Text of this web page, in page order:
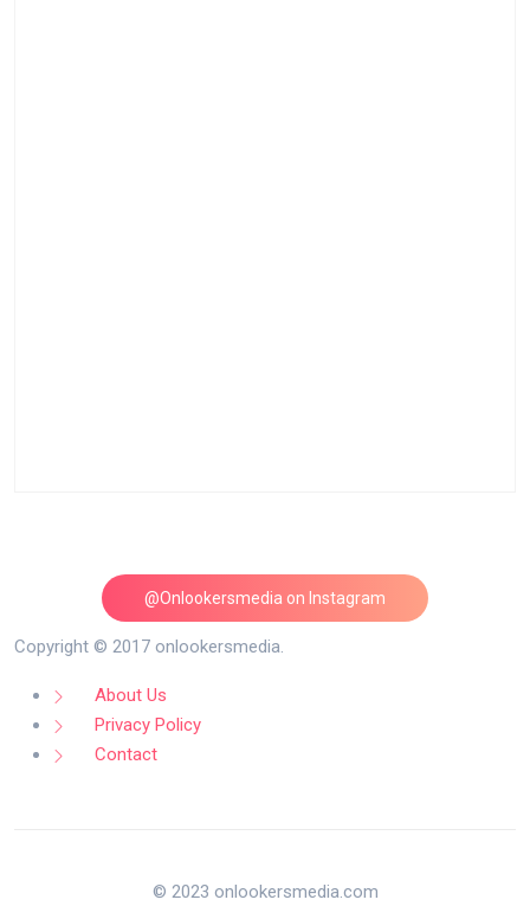
@Onlookersmedia on Instagram
Follow on Instagram
Copyright © 2017 onlookersmedia.
About Us
Privacy Policy
Contact
© 2023 onlookersmedia.com